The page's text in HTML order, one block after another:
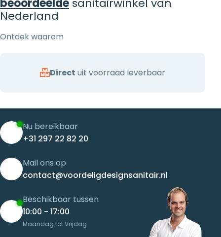
Nederland
Ontdek waarom
Direct uit voorraad leverbaar
Nu bereikbaar
+31 297 22 82 20
Mail ons op
contact@voordeligdesignsanitair.nl
Beschikbaar tussen
10:00 - 17:00
Maandag tot Vrijdag